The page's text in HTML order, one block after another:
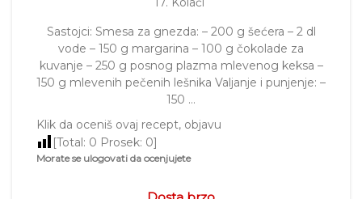
Sastojci: Smesa za gnezda: – 200 g šećera – 2 dl
vode – 150 g margarina – 100 g čokolade za
kuvanje – 250 g posnog plazma mlevenog keksa –
150 g mlevenih pečenih lešnika Valjanje i punjenje: –
150 …
Klik da oceniš ovaj recept, objavu
[Total: 0 Prosek: 0]
Morate se ulogovati da ocenjujete